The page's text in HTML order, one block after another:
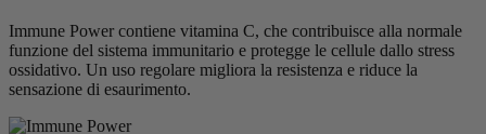
Immune Power contiene vitamina C, che contribuisce alla normale
funzione del sistema immunitario e protegge le cellule dallo stress
ossidativo. Un uso regolare migliora la resistenza e riduce la
sensazione di esaurimento.